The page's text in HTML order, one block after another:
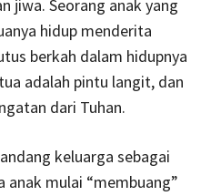
jiwa. Seorang anak yang
hidup menderita
berkah dalam hidupnya
adalah pintu langit, dan
dari Tuhan.
keluarga sebagai
anak mulai “membuang”